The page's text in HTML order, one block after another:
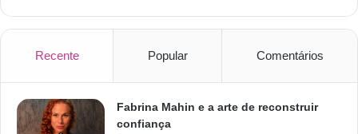
Recente Popular Comentários
Fabrina Mahin e a arte de reconstruir
confiança